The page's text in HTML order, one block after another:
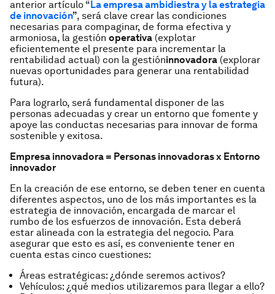
anterior artículo “La empresa ambidiestra y la estrategia
de innovación”, será clave crear las condiciones
necesarias para compaginar, de forma efectiva y
armoniosa, la gestión operativa (explotar
eficientemente el presente para incrementar la
rentabilidad actual) con la gestióninnovadora (explorar
nuevas oportunidades para generar una rentabilidad
futura).
Para lograrlo, será fundamental disponer de las
personas adecuadas y crear un entorno que fomente y
apoye las conductas necesarias para innovar de forma
sostenible y exitosa.
Empresa innovadora = Personas innovadoras x Entorno
innovador
En la creación de ese entorno, se deben tener en cuenta
diferentes aspectos, uno de los más importantes es la
estrategia de innovación, encargada de marcar el
rumbo de los esfuerzos de innovación. Esta deberá
estar alineada con la estrategia del negocio. Para
asegurar que esto es así, es conveniente tener en
cuenta estas cinco cuestiones:
Áreas estratégicas: ¿dónde seremos activos?
Vehículos: ¿qué medios utilizaremos para llegar a ello?